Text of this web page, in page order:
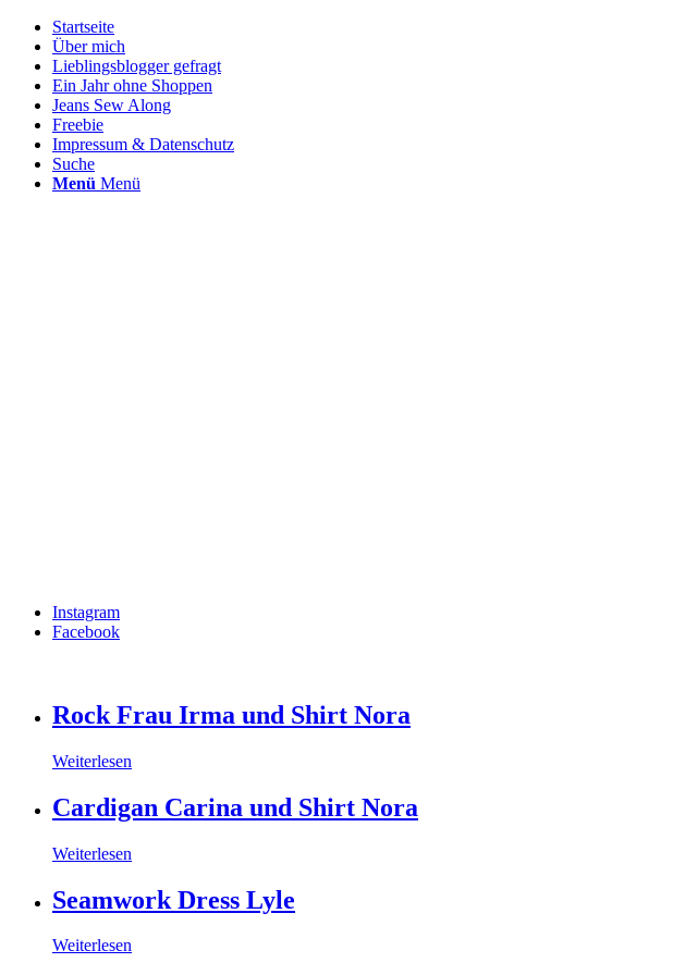
Startseite
Über mich
Lieblingsblogger gefragt
Ein Jahr ohne Shoppen
Jeans Sew Along
Freebie
Impressum & Datenschutz
Suche
Menü Menü
Instagram
Facebook
Rock Frau Irma und Shirt Nora
Weiterlesen
Cardigan Carina und Shirt Nora
Weiterlesen
Seamwork Dress Lyle
Weiterlesen